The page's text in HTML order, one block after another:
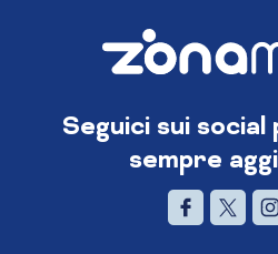
Seguici sui
sempre